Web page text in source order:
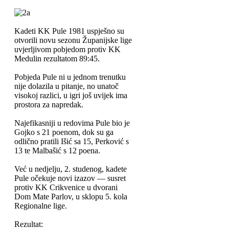
Kadeti KK Pule 1981 uspješno su
otvorili novu sezonu Županijske lige
uvjerljivom pobjedom protiv KK
Medulin rezultatom 89:45.
Pobjeda Pule ni u jednom trenutku
nije dolazila u pitanje, no unatoč
visokoj razlici, u igri još uvijek ima
prostora za napredak.
Najefikasniji u redovima Pule bio je
Gojko s 21 poenom, dok su ga
odlično pratili Išić sa 15, Perković s
13 te Malbašić s 12 poena.
Već u nedjelju, 2. studenog, kadete
Pule očekuje novi izazov — susret
protiv KK Crikvenice u dvorani
Dom Mate Parlov, u sklopu 5. kola
Regionalne lige.
Rezultat: